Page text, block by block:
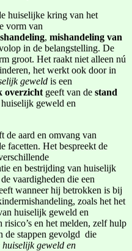
huiselijke kring van het
vorm van
, mishandeling van
in de belangstelling. De
groot. Het raakt niet alleen nú
het werkt ook door in
geweld is een
overzicht geeft van de stand
geweld en
de aard en omvang van
facetten. Het bespreekt de
en bestrijding van huiselijk
vaardigheden die een
wanneer hij betrokken is bij
zoals het het
huiselijk geweld en
en het melden, zelf hulp
de stappen gevolgd die
huiselijk geweld en